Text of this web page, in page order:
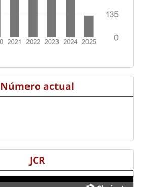
Número actual
JCR